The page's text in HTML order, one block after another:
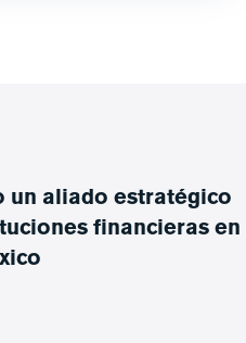
un aliado estratégico
financieras en